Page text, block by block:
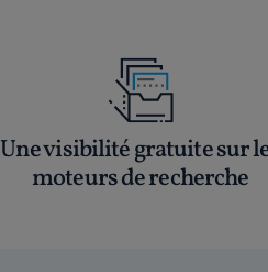
Une visibilité gratuite sur
moteurs de recherche